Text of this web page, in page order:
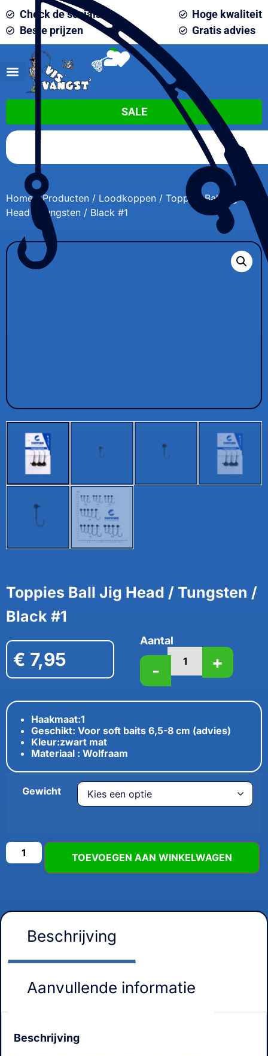
Check de socials
Beste prijzen
Hoge kwaliteit
Gratis advies
0
SALE
Home/Producten / Loodkoppen / Toppies Ball Jig
Head / Tungsten / Black #1
Toppies Ball Jig Head / Tungsten /
Black #1
€ 7,95
Aantal
- +
Haakmaat:1
Geschikt: Voor soft baits 6,5-8 cm (advies)
Kleur:zwart mat
Materiaal : Wolfraam
Gewicht
TOEVOEGEN AAN WINKELWAGEN
Beschrijving
Aanvullende informatie
Beschrijving